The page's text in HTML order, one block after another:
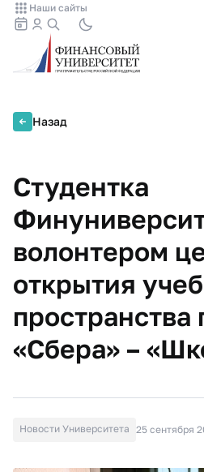
Наши сайты
Назад
Студентка
волонтером
открытия
пространства
«Сбера» –
Новости Университета 25 сентября